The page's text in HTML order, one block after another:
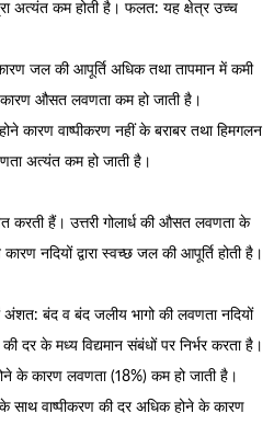
अत्यंत कम होती है। फलत: यह क्षेत्र उच्च
कारण जल की आपूर्ति अधिक तथा तापमान में कमी
औसत लवणता कम हो जाती है।
कारण वाष्पीकरण नहीं के बराबर तथा हिमगलन
अत्यंत कम हो जाती है।
करती हैं। उत्तरी गोलार्ध की औसत लवणता के
नदियों द्वारा स्वच्छ जल की आपूर्ति होती है।
बंद व बंद जलीय भागो की लवणता नदियों
दर के मध्य विद्यमान संबंधों पर निर्भर करता है।
के कारण लवणता (18%) कम हो जाती है।
साथ वाष्पीकरण की दर अधिक होने के कारण